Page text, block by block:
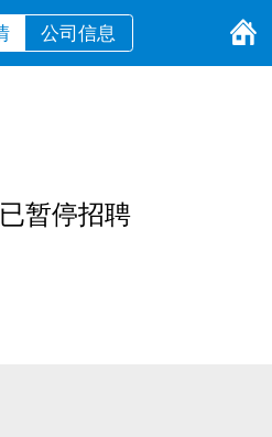
公司信息
暂停招聘